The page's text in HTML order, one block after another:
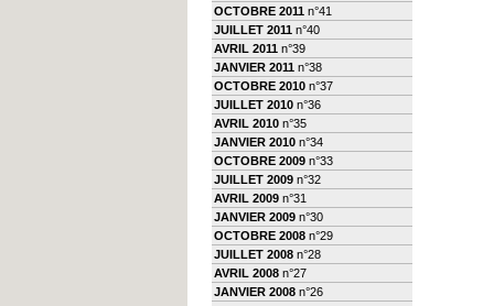
OCTOBRE 2011 n°41
JUILLET 2011 n°40
AVRIL 2011 n°39
JANVIER 2011 n°38
OCTOBRE 2010 n°37
JUILLET 2010 n°36
AVRIL 2010 n°35
JANVIER 2010 n°34
OCTOBRE 2009 n°33
JUILLET 2009 n°32
AVRIL 2009 n°31
JANVIER 2009 n°30
OCTOBRE 2008 n°29
JUILLET 2008 n°28
AVRIL 2008 n°27
JANVIER 2008 n°26